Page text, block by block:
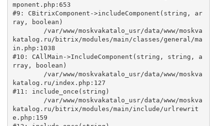
mponent.php:653
#9: CBitrixComponent->includeComponent(string, ar
ray, boolean)
katalog.ru/bitrix/modules/main/classes/general/ma
in.php:1038
#10: CAllMain->IncludeComponent(string, string, a
rray, boolean)
katalog.ru/index.php:127
#11: include_once(string)
katalog.ru/bitrix/modules/main/include/urlrewrit
e.php:159